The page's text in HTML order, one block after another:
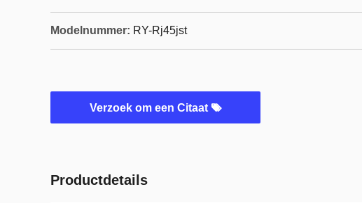
Modelnummer: RY-Rj45jst
Verzoek om een Citaat
Productdetails